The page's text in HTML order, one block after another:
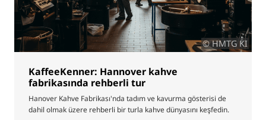
© HMTG KI
KaffeeKenner: Hannover kahve
fabrikasında rehberli tur
Hanover Kahve Fabrikası'nda tadım ve kavurma gösterisi de
dahil olmak üzere rehberli bir turla kahve dünyasını keşfedin.